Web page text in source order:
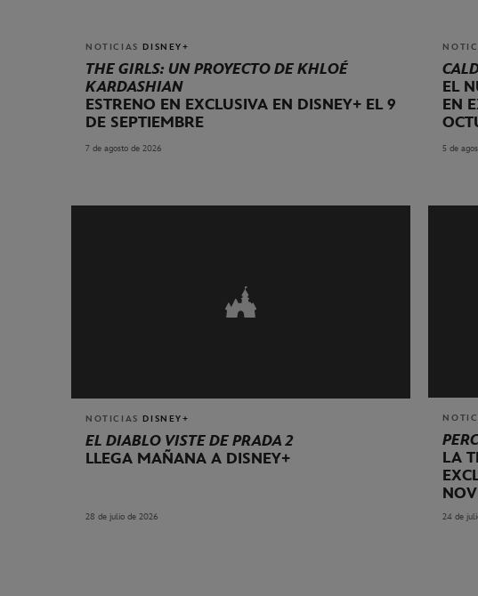
NOTICIAS DISNEY+
THE GIRLS: UN PROYECTO DE KHLOÉ
KARDASHIAN
ESTRENO EN EXCLUSIVA EN DISNEY+ EL 9
DE SEPTIEMBRE
7 de agosto de 2026
EL
EN
5 de
NOTICIAS DISNEY+
EL DIABLO VISTE DE PRADA 2
LLEGA MAÑANA A DISNEY+
28 de julio de 2026
LA
24 de